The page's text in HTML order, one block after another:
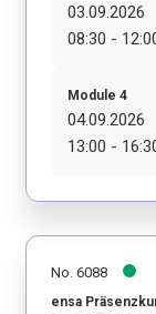
03.09.2026
08:30 -
Module 4
04.09.2026
13:00 -
No. 6088
ensa